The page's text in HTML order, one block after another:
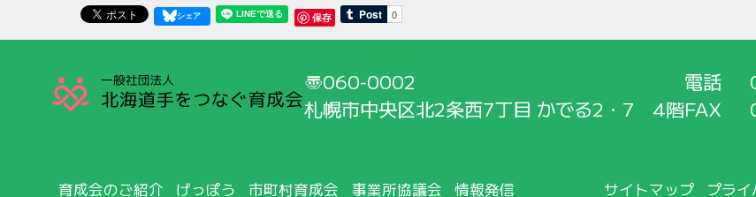
保存
060-0002
札幌市中央区北2条西7丁目 かでる2・7 4階
電話
FAX
育成会のご紹介 げっぽう 市町村育成会 事業所協議会 情報発信 サイトマップ プラ